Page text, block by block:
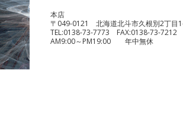
本店
〒049-0121 北海道北斗市久根別2丁目
TEL:0138-73-7773 FAX:0138-73-7212
AM9:00～PM19:00 年中無休